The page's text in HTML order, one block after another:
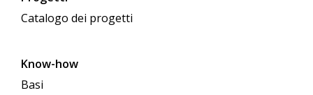
Catalogo dei progetti
Know-how
Basi